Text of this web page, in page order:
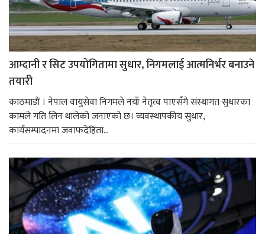
आम्दानी र सिट उपयोगितामा सुधार, निगमलाई आत्मनिर्भर बनाउने
तयारी
काठमाडाैं । नेपाल वायुसेवा निगमले नयाँ नेतृत्व पाएसँगै संस्थागत सुधारका
कामले गति लिन थालेको जनाएको छ। व्यवस्थापकीय सुधार,
कार्यसम्पादनमा जवाफदेहिता...